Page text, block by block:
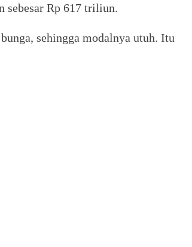
sebesar Rp 617 triliun.
sehingga modalnya utuh. Itu